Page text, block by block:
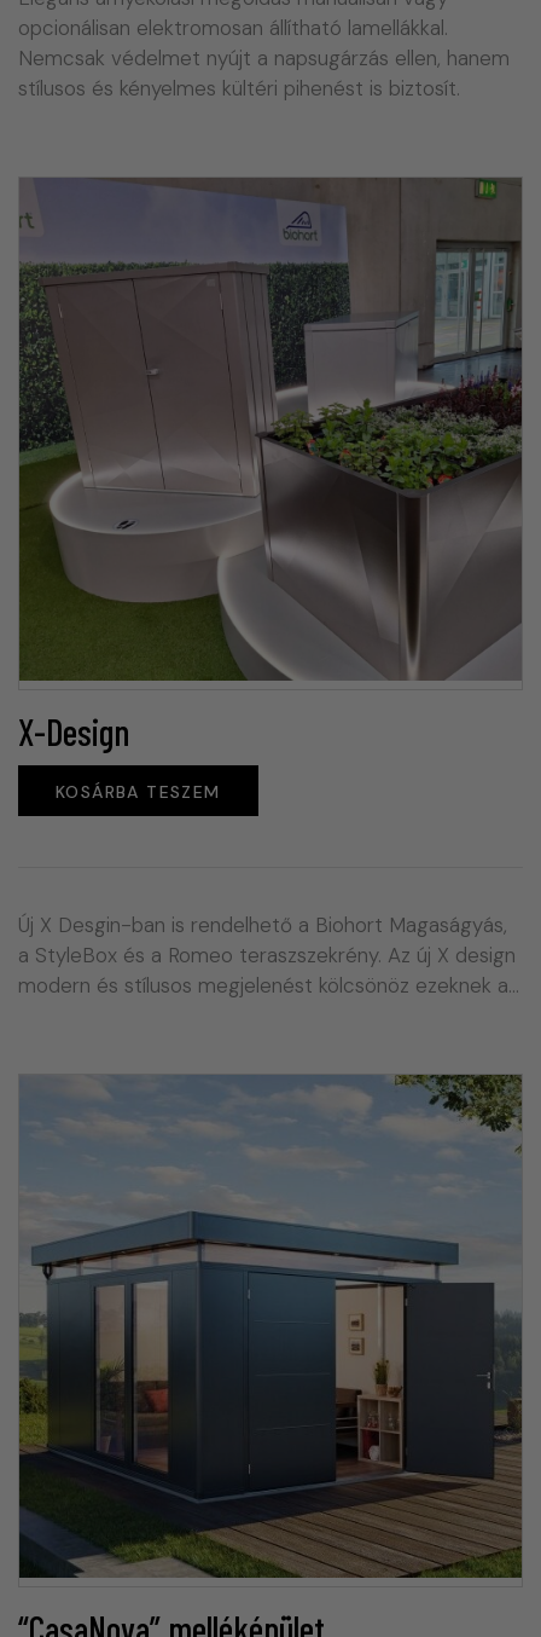
opcionálisan elektromosan állítható lamellákkal.
Nemcsak védelmet nyújt a napsugárzás ellen, hanem
stílusos és kényelmes kültéri pihenést is biztosít.
X-Design
KOSÁRBA TESZEM
Új X Desgin-ban is rendelhető a Biohort Magaságyás,
a StyleBox és a Romeo teraszszekrény. Az új X design
modern és stílusos megjelenést kölcsönöz ezeknek a…